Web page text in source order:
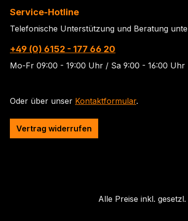
Service-Hotline
Telefonische Unterstützung und Beratung
+49 (0) 6152 - 177 66 20
Mo-Fr 09:00 - 19:00 Uhr / Sa 9:00 - 16:00 Uhr
Oder über unser Kontaktformular.
Vertrag widerrufen
Alle Preise inkl.